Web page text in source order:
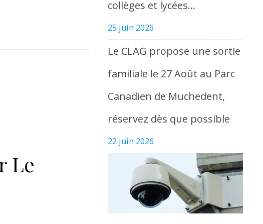
Le
collèges et lycées…
25 juin 2026
Le CLAG propose une sortie
familiale le 27 Août au Parc
Canadien de Muchedent,
réservez dès que possible
22 juin 2026